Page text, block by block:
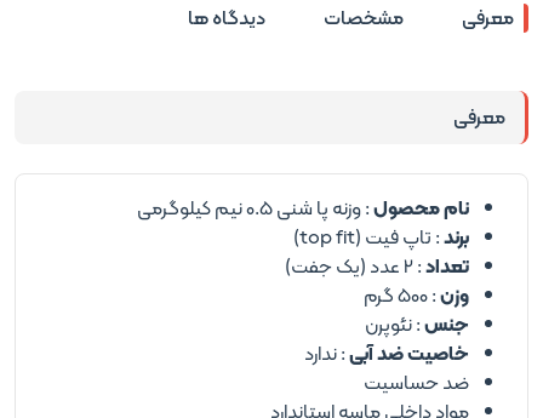
معرفی مشخصات دیدگاه ها
معرفی
نام محصول: وزنه پا شنی 0.5 نیم کیلوگرمی
برند: تاپ فیت (top fit)
تعداد: 2 عدد (یک جفت)
وزن: 500 گرم
جنس: نئوپرن
خاصیت ضد آبی: ندارد
ضد حساسیت
مواد داخلی ماسه استاندارد